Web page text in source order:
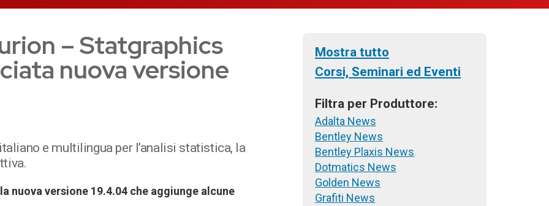
– Statgraphics
nuova versione
e multilingua per l’analisi statistica, la
nuova versione 19.4.04 che aggiunge alcune
Mostra tutto
Corsi, Seminari ed Eventi
Filtra per Produttore:
Adalta News
Bentley News
Bentley Plaxis News
Dotmatics News
Golden News
Grafiti News